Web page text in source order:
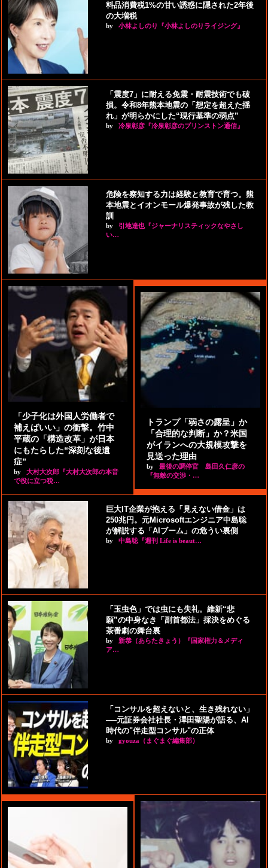
料品消費税1%の甘い誘惑に隠された2年後
の大増税
by 小林よしのり『小林よしのりライジング』
「震度7」に耐える免震・耐震技術でも破
損。令和8年熊本地震の「想定を超えた揺
れ」が明らかにした“現行基準の弱点”
by 冷泉彰彦『冷泉彰彦のプリンストン通信』
危険を察知する力は経験と教育で育つ。熊
本地震とイオンモール爆発事故が残した教
訓
by
引地達也『ジャーナリスティックなやさし
い…
「少子化は外国人労働者で
補えばいい」の衝撃。竹中
平蔵の「構造改革」が日本
にもたらした“深刻な後遺
症”
by
大村大次郎『大村大次郎の本音
で役に立つ税…
トランプ「弱さの露呈」か
「合理的な判断」か？米国
がイランへの大規模攻撃を
見送った理由
by
最後の調停官 島田久仁彦の
『無敵の交渉・…
巨大IT企業が抱える「見えない借金」は
250兆円。元Microsoftエンジニア中島聡
が解説する「AIブーム」の危うい裏側
by 中島聡『週刊 Life is beaut…
「玉虫色」では虫にも失礼。維新“悲
願”の中身なき「副首都法」採決をめぐる
茶番劇の舞台裏
by
新恭（あらたきょう）『国家権力＆メディ
ア…
「コンサルを超えないと、生き残れない」
──元証券会社社長・澤田聖陽が語る、AI
時代の"伴走型コンサル"の正体
by gyouza（まぐまぐ編集部）